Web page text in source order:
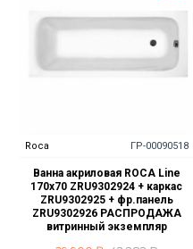
Roca ГР-00090518
Ванна акриловая ROCA Line
170х70 ZRU9302924 + каркас
ZRU9302925 + фр.панель
ZRU9302926 РАСПРОДАЖА
витринный экземпляр